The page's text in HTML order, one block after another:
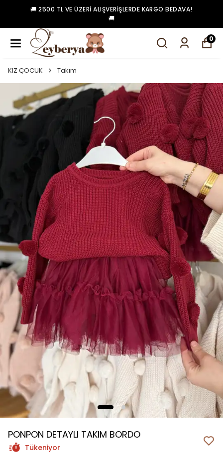
🚚 2500 TL VE ÜZERI ALIŞVERIŞLERDE KARGO BEDAVA!
🚚
0
KIZ ÇOCUK Takım
PONPON DETAYLI TAKIM BORDO
Tükeniyor